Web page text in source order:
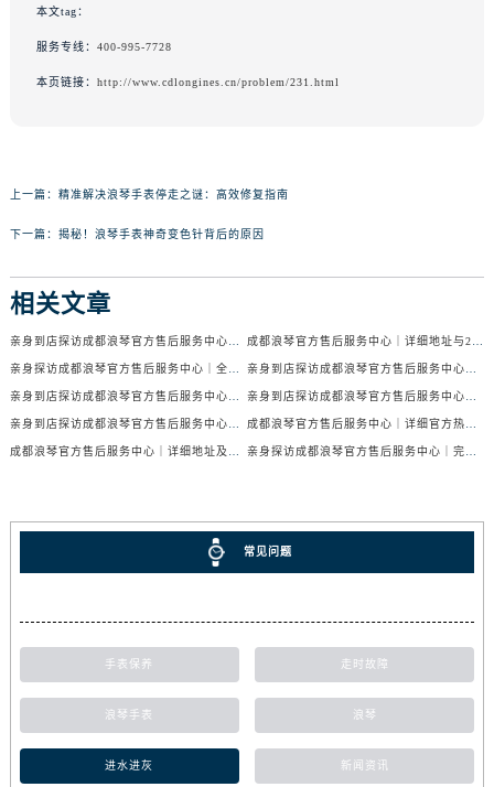
本文tag：
服务专线： 400-995-7728
本页链接： http://www.cdlongines.cn/problem/231.html
上一篇： 精准解决浪琴手表停走之谜：高效修复指南
下一篇： 揭秘！浪琴手表神奇变色针背后的原因
相关文章
常见问题
手表保养 走时故障
浪琴手表 浪琴
进水进灰 新闻资讯